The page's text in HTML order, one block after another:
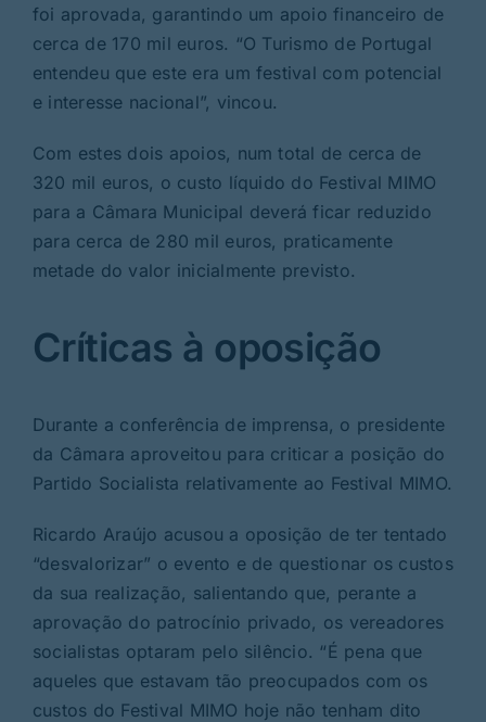
foi aprovada, garantindo um apoio financeiro de
cerca de 170 mil euros. “O Turismo de Portugal
entendeu que este era um festival com potencial
e interesse nacional”, vincou.
Com estes dois apoios, num total de cerca de
320 mil euros, o custo líquido do Festival MIMO
para a Câmara Municipal deverá ficar reduzido
para cerca de 280 mil euros, praticamente
metade do valor inicialmente previsto.
Críticas à oposição
Durante a conferência de imprensa, o presidente
da Câmara aproveitou para criticar a posição do
Partido Socialista relativamente ao Festival MIMO.
Ricardo Araújo acusou a oposição de ter tentado
“desvalorizar” o evento e de questionar os custos
da sua realização, salientando que, perante a
aprovação do patrocínio privado, os vereadores
socialistas optaram pelo silêncio. “É pena que
aqueles que estavam tão preocupados com os
custos do Festival MIMO hoje não tenham dito